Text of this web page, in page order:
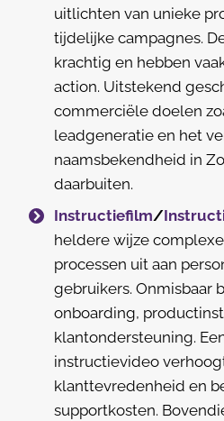
uitlichten van unieke
tijdelijke campagnes.
krachtig en hebben
action. Uitstekend
commerciële doelen
leadgeneratie en het
naamsbekendheid in
daarbuiten.
Instructiefilm/
heldere wijze
processen uit aan
gebruikers. Onmisbaar
onboarding,
klantondersteuning.
instructievideo
klanttevredenheid en
supportkosten.